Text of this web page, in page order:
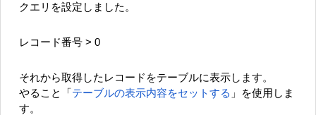
クエリを設定しました。
レコード番号 > 0
それから取得したレコードをテーブルに表示します。
やること「 テーブルの表示内容をセットする 」を使用しま
す。